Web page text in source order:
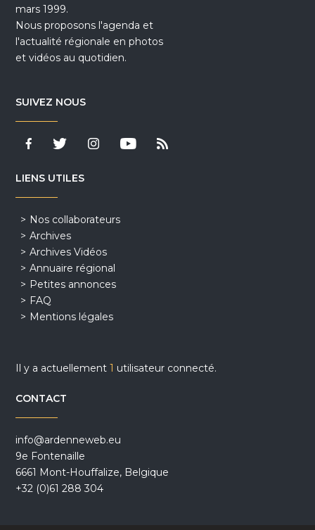
mars 1999.
Nous proposons l'agenda et
l'actualité régionale en photos
et vidéos au quotidien.
SUIVEZ NOUS
LIENS UTILES
Nos collaborateurs
Archives
Archives Vidéos
Annuaire régional
Petites annonces
FAQ
Mentions légales
Il y a actuellement1 utilisateur connecté.
CONTACT
info@ardenneweb.eu
9e Fontenaille
6661 Mont-Houffalize, Belgique
+32 (0)61 288 304